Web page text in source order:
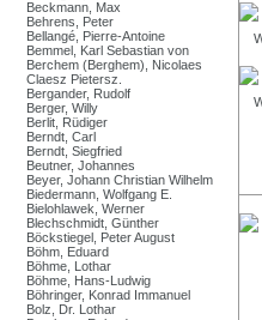
Beckmann, Max
Behrens, Peter
Bellangé, Pierre-Antoine
Bemmel, Karl Sebastian von
Berchem (Berghem), Nicolaes
Claesz Pietersz.
Bergander, Rudolf
Berger, Willy
Berlit, Rüdiger
Berndt, Carl
Berndt, Siegfried
Beutner, Johannes
Beyer, Johann Christian Wilhelm
Biedermann, Wolfgang E.
Bielohlawek, Werner
Blechschmidt, Günther
Böckstiegel, Peter August
Böhm, Eduard
Böhme, Lothar
Böhme, Hans-Ludwig
Böhringer, Konrad Immanuel
Bolz, Dr. Lothar